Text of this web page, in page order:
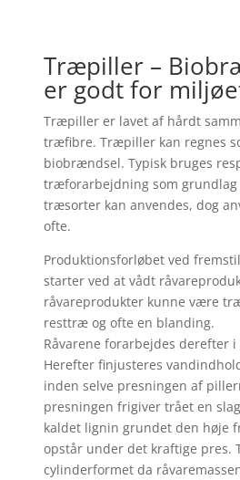
Træpiller –
er godt for
Træpiller er lavet af hårdt
træfibre. Træpiller kan regnes
biobrændsel. Typisk bruges
træforarbejdning som
træsorter kan anvendes, dog
ofte.
Produktionsforløbet ved
starter ved at vådt
råvareprodukter kunne være
resttræ og ofte en blanding.
Råvarene forarbejdes derefter i
Herefter finjusteres
inden selve presningen af
presningen frigiver trået en
kaldet lignin grundet den høje
opstår under det kraftige pres.
cylinderformet da